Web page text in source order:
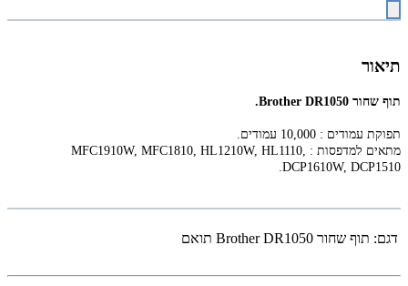
תיאור
‏תוף ‏שחור Brother DR1050.
תפוקת עמודים : 10,000 עמודים.
מתאים למדפסות : MFC1910W, MFC1810, HL1210W, HL1110,
DCP1610W, DCP1510.
דגם: ‏תוף ‏שחור Brother DR1050 תואם